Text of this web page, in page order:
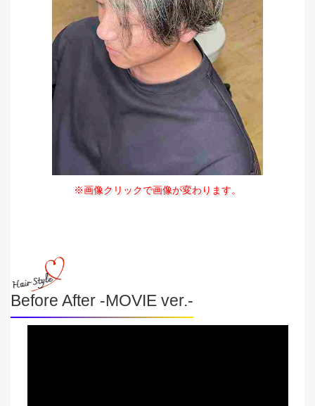
※画像クリックで画像が変わります。
Before After -MOVIE ver.-